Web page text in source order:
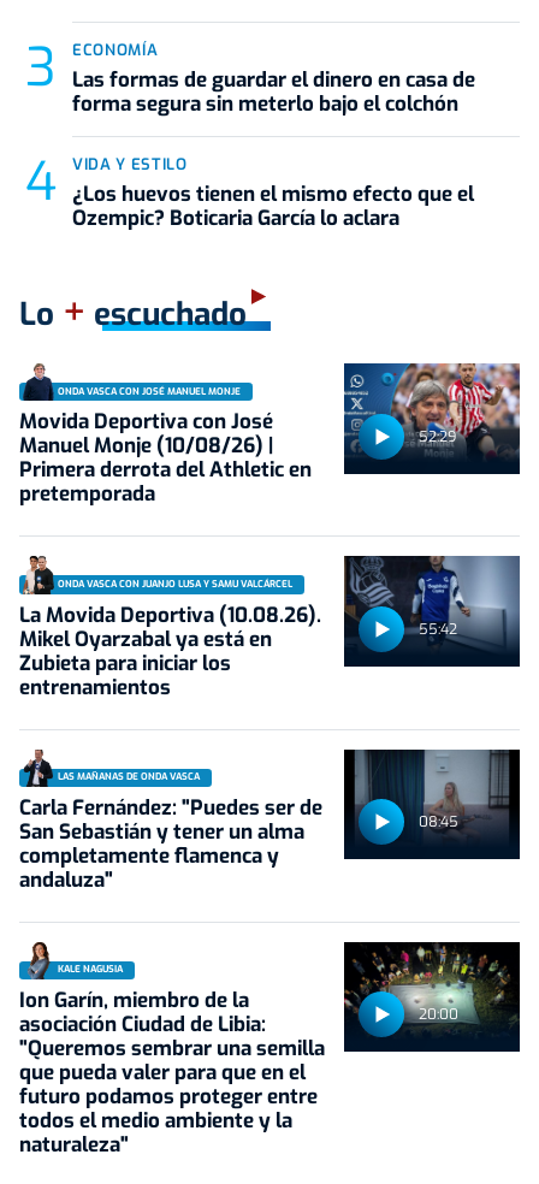
ECONOMÍA
Las formas de guardar el dinero en casa de
forma segura sin meterlo bajo el colchón
VIDA Y ESTILO
¿Los huevos tienen el mismo efecto que el
Ozempic? Boticaria García lo aclara
Lo + escuchado
52:29
ONDA VASCA CON JOSÉ MANUEL MONJE
Movida Deportiva con José
Manuel Monje (10/08/26) |
Primera derrota del Athletic en
pretemporada
55:42
ONDA VASCA CON JUANJO LUSA Y SAMU VALCÁRCEL
La Movida Deportiva (10.08.26).
Mikel Oyarzabal ya está en
Zubieta para iniciar los
entrenamientos
08:45
LAS MAÑANAS DE ONDA VASCA
Carla Fernández: "Puedes ser de
San Sebastián y tener un alma
completamente flamenca y
andaluza"
20:00
KALE NAGUSIA
Ion Garín, miembro de la
asociación Ciudad de Libia:
"Queremos sembrar una semilla
que pueda valer para que en el
futuro podamos proteger entre
todos el medio ambiente y la
naturaleza"